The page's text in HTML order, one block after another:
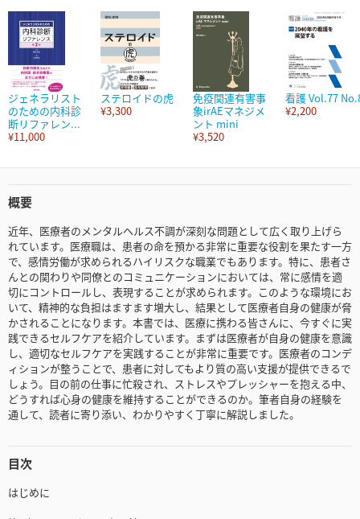
ジェネラリスト
のための内科診
断リファレン...
¥11,000
ステロイドの虎
¥3,300
免疫関連有害事
象irAEマネジメ
ント mini
¥3,520
看護 Vol.77
¥2,200
概要
近年、医療者のメンタルヘルス不調が深刻な問題として広く取り上げら
れています。医療職は、患者の命を預かる非常に重要な役割を果たす一方
で、感情労働が求められるハイリスクな職業でもあります。特に、患者さ
んとの関わりや同僚とのコミュニケーションにおいては、常に感情を適
切にコントロールし、表現することが求められます。このような環境にお
いて、精神的な負担はますます増大し、結果として医療者自身の健康が脅
かされることになります。本書では、医療に携わる皆さんに、今すぐに実
践できるセルフケアを紹介しています。まずは医療者が自身の健康を意識
し、適切なセルフケアを実践することが非常に重要です。医療者のコンデ
ィションが整うことで、患者に対してもより質の高い支援が提供できるで
しょう。目の前の仕事に忙殺され、ストレスやプレッシャーを抱える中、
どうすれば心身の健康を維持することができるのか。筆者自身の経験を
通して、読者に寄り添い、わかりやすく丁寧に解説しました。
目次
はじめに